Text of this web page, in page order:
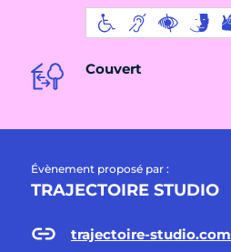
Couvert
Évènement proposé par :
TRAJECTOIRE STUDIO
trajectoire-studio.com